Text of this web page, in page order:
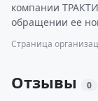
компании
обращении ее
Страница
Отзывы 0